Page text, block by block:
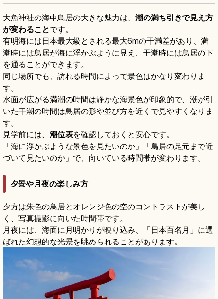
大魚神社の海中鳥居の大きな魅力は、 潮の満ち引きで見え方
が変わることです。
有明海には日本最大級とされる最大6mの干満差があり、満
潮時には鳥居が海に浮かぶように見え、干潮時には鳥居の下
を通ることができます。
同じ場所でも、訪れる時間によって景色はかなり変わりま
す。
水面が広がる満潮の時間は静かな海景色が印象的で、潮が引
いた干潮の時間は鳥居の形や並び方を近くで見やすくなりま
す。
見学前には、 潮位表を確認しておくと安心です。
「海に浮かぶような景色を見たいのか」「鳥居の足元まで近
づいて見たいのか」で、向いている時間帯が変わります。
夕景や月夜の楽しみ方
夕方は朱色の鳥居とオレンジ色の空のコントラストが美し
く、写真撮影に向いた時間帯です。
月夜には、海面に月明かりが映り込み、「日本百名月」に選
ばれた幻想的な光景を眺められることがあります。